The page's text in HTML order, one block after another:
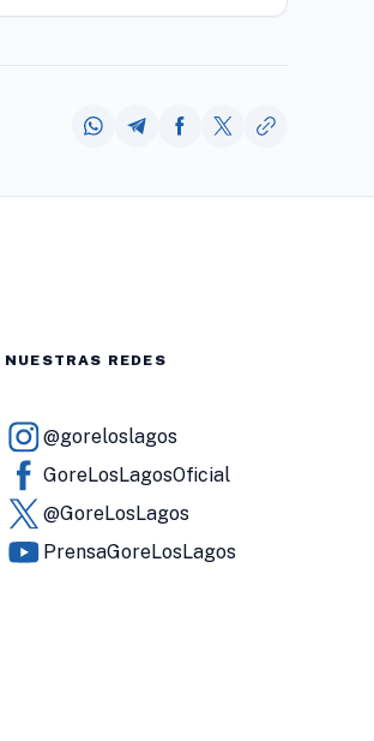
NUESTRAS REDES
@goreloslagos
GoreLosLagosOficial
@GoreLosLagos
PrensaGoreLosLagos